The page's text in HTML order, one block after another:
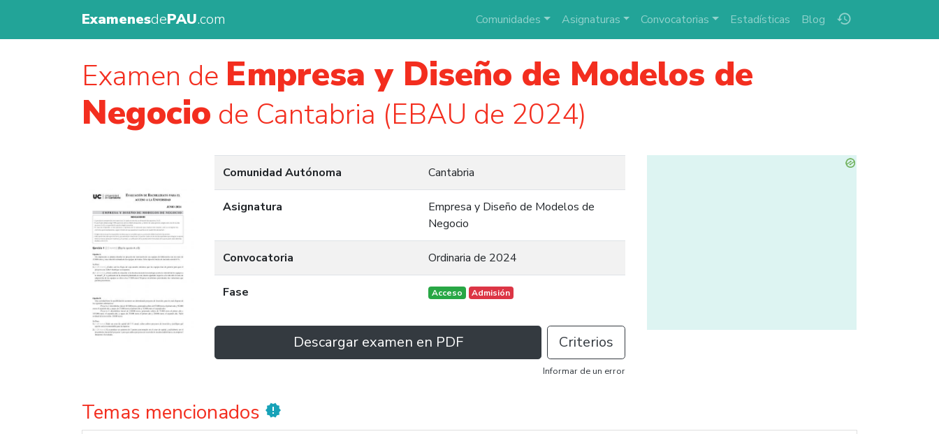
ExamenesdePAU.com history
Comunidades Asignaturas Convocatorias Estadísticas Blog
Examen de Empresa y Diseño de Modelos de
Negocio de Cantabria (EBAU de 2024)
Comunidad Autónoma Cantabria
Asignatura
Empresa y Diseño de Modelos de
Negocio
Convocatoria Ordinaria de 2024
Fase Acceso Admisión
Descargar examen en PDF Criterios
Informar de un error
Temas mencionados new_releases